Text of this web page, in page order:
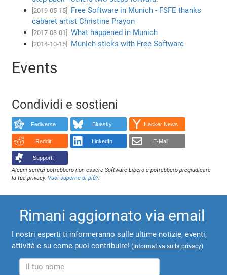
[2019-05-15]
Free Software in Munich - FSFE thanks
cabaret artist Christine Prayon
[2017-03-01] What happened in Munich
[2014-10-16] Munich sticks with Free Software
Events
Condividi e sostieni
Fediverse Bluesky Hacker News
Reddit LinkedIn E-Mail
Support!
Alcuni servizi potrebbero non essere Software Libero e potrebbero pregiudicare
la tua privacy. Vuoi saperne di più?.
Rimani aggiornato via email
I nostri esperti ti informeranno sulle ultime notizie, eventi,
attività e su come puoi contribuire! ( Informativa sulla privacy)